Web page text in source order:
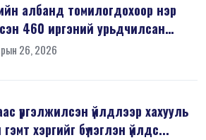
албанд томилогдохоор нэр
460 иргэний урьдчилсан
26, 2026
үргэлжилсэн үйлдлээр хахууль
хэргийг бүлэглэн үйлдс...